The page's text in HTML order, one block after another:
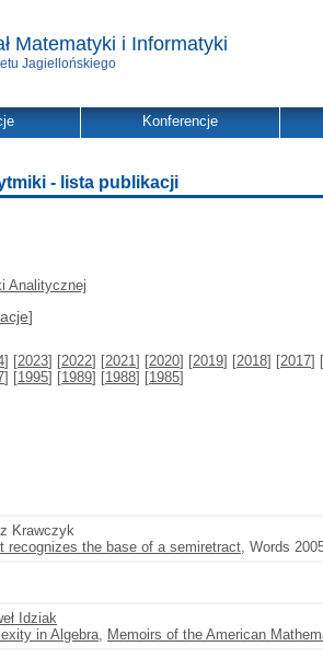
Matematyki i Informatyki
Jagiellońskiego
Konferencje
- lista publikacji
Analitycznej
]
] [2023] [2022] [2021] [2020] [2019] [2018] [2017] [
] [1995] [1989] [1988] [1985]
Krawczyk
recognizes the base of a semiretract, Words
Idziak
in Algebra, Memoirs of the American